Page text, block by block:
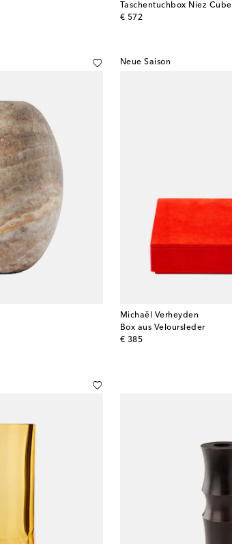
Taschentuchbox Niez Cube
€ 572
original price
Neue Saison
Michaël Verheyden
Box aus Veloursleder
€ 385
original price